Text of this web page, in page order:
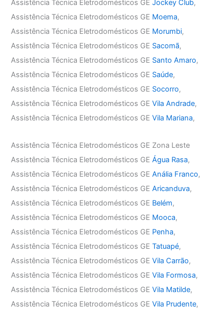
Assistência Técnica Eletrodomésticos GEJockey Club,
Assistência Técnica Eletrodomésticos GE Moema,
Assistência Técnica Eletrodomésticos GE Morumbi,
Assistência Técnica Eletrodomésticos GE Sacomã,
Assistência Técnica Eletrodomésticos GE Santo Amaro,
Assistência Técnica Eletrodomésticos GE Saúde,
Assistência Técnica Eletrodomésticos GE Socorro,
Assistência Técnica Eletrodomésticos GEVila Andrade,
Assistência Técnica Eletrodomésticos GEVila Mariana,
Assistência Técnica Eletrodomésticos GE Zona Leste
Assistência Técnica Eletrodomésticos GEÁgua Rasa,
Assistência Técnica Eletrodomésticos GEAnália Franco,
Assistência Técnica Eletrodomésticos GEAricanduva,
Assistência Técnica Eletrodomésticos GE Belém,
Assistência Técnica Eletrodomésticos GE Mooca,
Assistência Técnica Eletrodomésticos GE Penha,
Assistência Técnica Eletrodomésticos GETatuapé,
Assistência Técnica Eletrodomésticos GEVila Carrão,
Assistência Técnica Eletrodomésticos GEVila Formosa,
Assistência Técnica Eletrodomésticos GEVila Matilde,
Assistência Técnica Eletrodomésticos GEVila Prudente,